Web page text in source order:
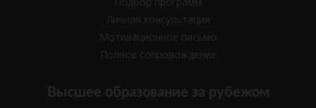
Личная консультация
Мотивационное письмо
Полное сопровождение
Высшее образование за рубежом